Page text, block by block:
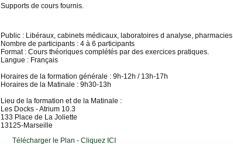
Supports de cours fournis.
Public : Libéraux, cabinets médicaux, laboratoires d analyse, pharmacies
Nombre de participants : 4 à 6 participants
Format : Cours théoriques complétés par des exercices pratiques.
Langue : Français
Horaires de la formation générale : 9h-12h / 13h-17h
Horaires de la Matinale : 9h30-13h
Lieu de la formation et de la Matinale :
Les Docks - Atrium 10.3
133 Place de La Joliette
13125-Marseille
Télécharger le Plan - Cliquez ICI